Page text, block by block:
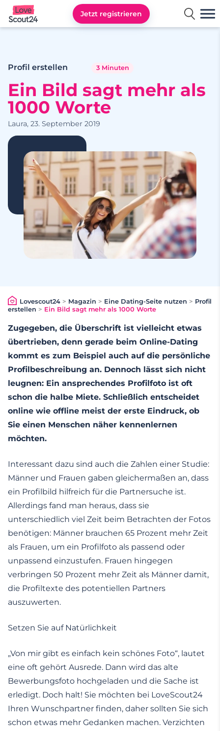
Lovescout24
Jetzt registrieren
Profil erstellen 3 Minuten
Ein Bild sagt mehr als
1000 Worte
Laura, 23. September 2019
Lovescout24> Magazin > Eine Dating-Seite nutzen > Profil
erstellen > Ein Bild sagt mehr als 1000 Worte
Zugegeben, die Überschrift ist vielleicht etwas
übertrieben, denn gerade beim Online-Dating
kommt es zum Beispiel auch auf die persönliche
Profilbeschreibung an. Dennoch lässt sich nicht
leugnen: Ein ansprechendes Profilfoto ist oft
schon die halbe Miete. Schließlich entscheidet
online wie offline meist der erste Eindruck, ob
Sie einen Menschen näher kennenlernen
möchten.
Interessant dazu sind auch die Zahlen einer Studie:
Männer und Frauen gaben gleichermaßen an, dass
ein Profilbild hilfreich für die Partnersuche ist.
Allerdings fand man heraus, dass sie
unterschiedlich viel Zeit beim Betrachten der Fotos
benötigen: Männer brauchen 65 Prozent mehr Zeit
als Frauen, um ein Profilfoto als passend oder
unpassend einzustufen. Frauen hingegen
verbringen 50 Prozent mehr Zeit als Männer damit,
die Profiltexte des potentiellen Partners
auszuwerten.
Setzen Sie auf Natürlichkeit
„Von mir gibt es einfach kein schönes Foto“, lautet
eine oft gehört Ausrede. Dann wird das alte
Bewerbungsfoto hochgeladen und die Sache ist
erledigt. Doch halt! Sie möchten bei LoveScout24
Ihren Wunschpartner finden, daher sollten Sie sich
schon etwas mehr Gedanken machen. Verzichten